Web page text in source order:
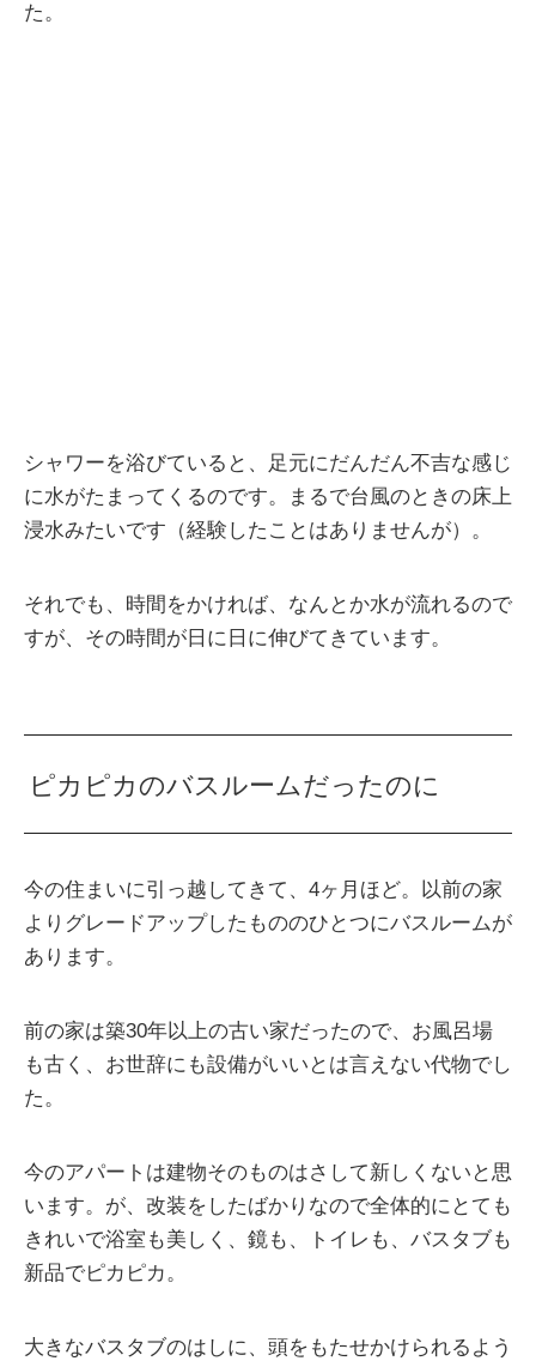
た。
シャワーを浴びていると、足元にだんだん不吉な感じ
に水がたまってくるのです。まるで台風のときの床上
浸水みたいです（経験したことはありませんが）。
それでも、時間をかければ、なんとか水が流れるので
すが、その時間が日に日に伸びてきています。
ピカピカのバスルームだったのに
今の住まいに引っ越してきて、4ヶ月ほど。以前の家
よりグレードアップしたもののひとつにバスルームが
あります。
前の家は築30年以上の古い家だったので、お風呂場
も古く、お世辞にも設備がいいとは言えない代物でし
た。
今のアパートは建物そのものはさして新しくないと思
います。が、改装をしたばかりなので全体的にとても
きれいで浴室も美しく、鏡も、トイレも、バスタブも
新品でピカピカ。
大きなバスタブのはしに、頭をもたせかけられるよう